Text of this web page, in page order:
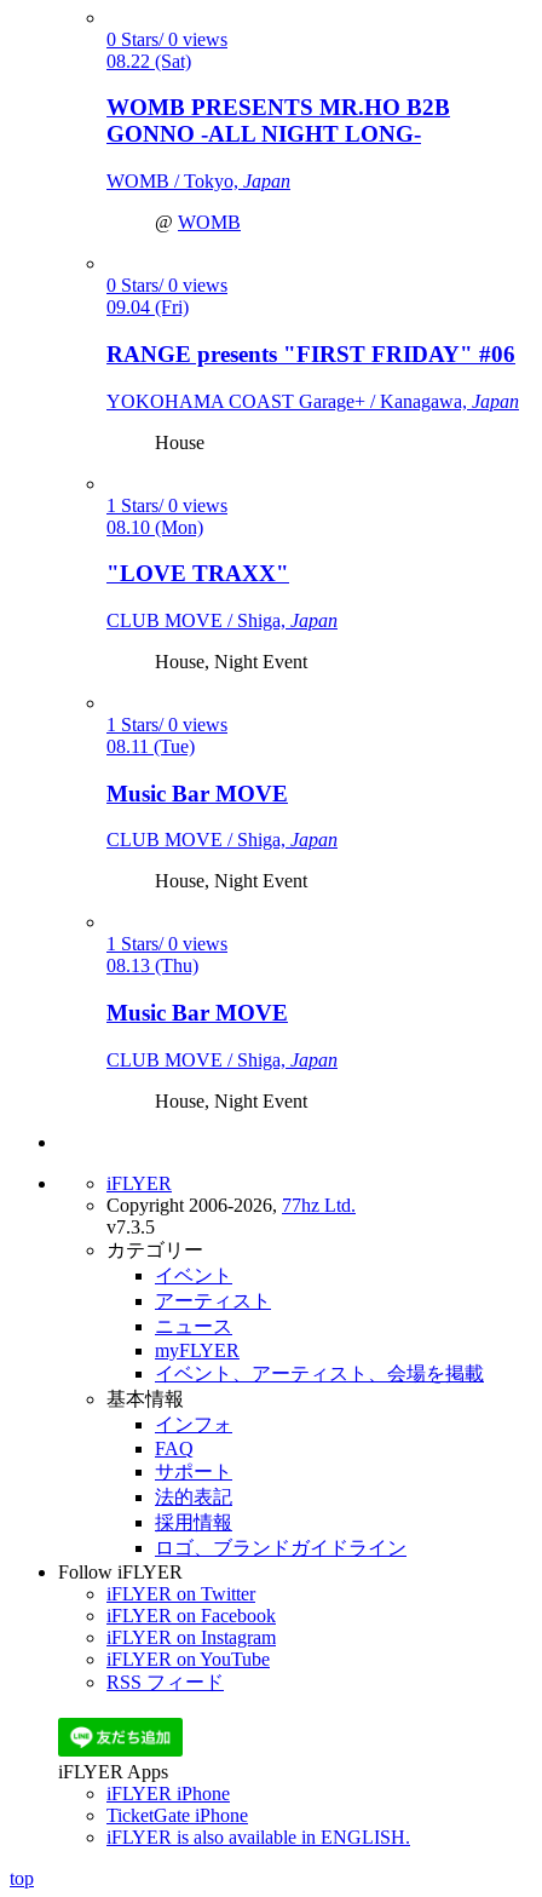
0 Stars/ 0 views
08.22 (Sat)
WOMB PRESENTS MR.HO B2B
GONNO -ALL NIGHT LONG-
WOMB / Tokyo, Japan
@ WOMB
0 Stars/ 0 views
09.04 (Fri)
RANGE presents "FIRST FRIDAY" #06
YOKOHAMA COAST Garage+ / Kanagawa, Japan
House
1 Stars/ 0 views
08.10 (Mon)
"LOVE TRAXX"
CLUB MOVE / Shiga, Japan
House, Night Event
1 Stars/ 0 views
08.11 (Tue)
Music Bar MOVE
CLUB MOVE / Shiga, Japan
House, Night Event
1 Stars/ 0 views
08.13 (Thu)
Music Bar MOVE
CLUB MOVE / Shiga, Japan
House, Night Event
iFLYER
Copyright 2006-2026, 77hz Ltd.
v7.3.5
カテゴリー
イベント
アーティスト
ニュース
myFLYER
イベント、アーティスト、会場を掲載
基本情報
インフォ
FAQ
サポート
法的表記
採用情報
ロゴ、ブランドガイドライン
Follow iFLYER
iFLYER on Twitter
iFLYER on Facebook
iFLYER on Instagram
iFLYER on YouTube
RSS フィード
iFLYER Apps
iFLYER iPhone
TicketGate iPhone
iFLYER is also available in ENGLISH.
top